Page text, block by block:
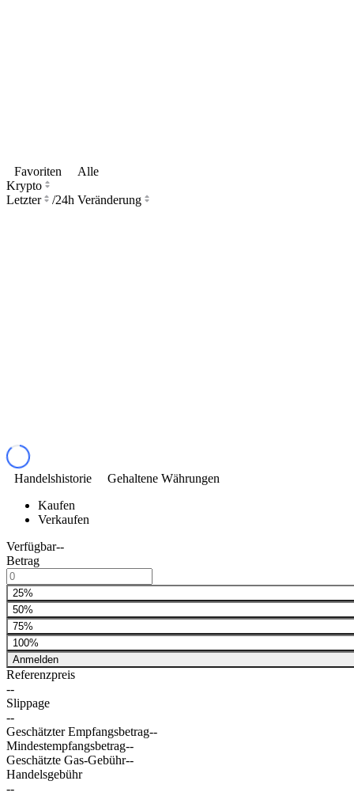
Favoriten
Alle
Krypto
Letzter
/24h Veränderung
Handelshistorie
Gehaltene Währungen
Kaufen
Verkaufen
Verfügbar--
Betrag
25%
50%
75%
100%
Anmelden
Referenzpreis
--
Slippage
--
Geschätzter Empfangsbetrag--
Mindestempfangsbetrag--
Geschätzte Gas-Gebühr--
Handelsgebühr
--